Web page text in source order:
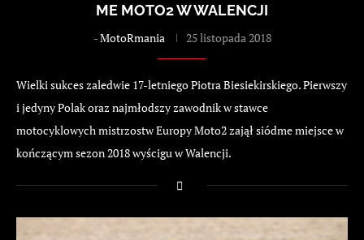
ME MOTO2 W WALENCJI
-MotoRmania 25 listopada 2018
Wielki sukces zaledwie 17-letniego Piotra Biesiekirskiego. Pierwszy
i jedyny Polak oraz najmłodszy zawodnik w stawce
motocyklowych mistrzostw Europy Moto2 zajął siódme miejsce w
kończącym sezon 2018 wyścigu w Walencji.